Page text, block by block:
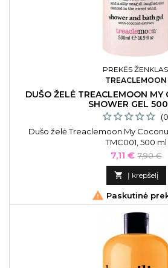
PREKĖS
TREACLEMOON
DUŠO ŽELĖ TREACLEMOON MY
SHOWER GEL
Dušo želė Treaclemoon My
TMC001, 500 ml
Kaina
7,11 € Bazinė
kaina
7,90 €
 Į krepšelį
 Paskutinė